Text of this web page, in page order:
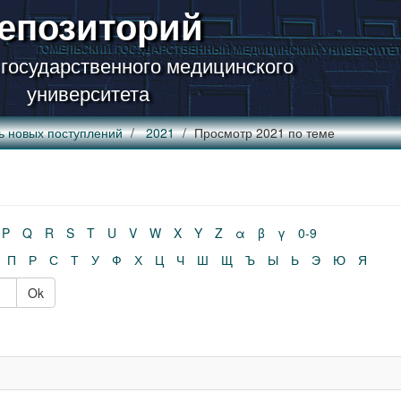
медицинского
университета
новых поступлений 2021 Просмотр 2021 по теме
P Q R S T U V W X Y Z α β γ
0-9
П
Р С Т У Ф Х Ц Ч Ш Щ Ъ Ы Ь Э Ю
Я
Ok